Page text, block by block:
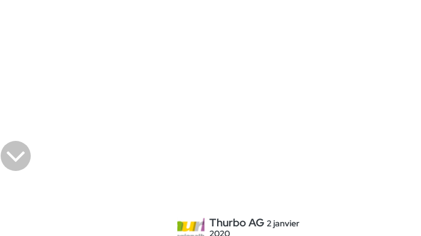
Thurbo AG 2 janvier
2020